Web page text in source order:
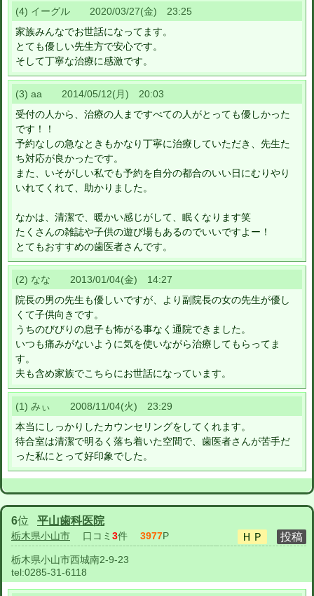
(4) イーグル 2020/03/27(金) 23:25
家族みんなでお世話になってます。
とても優しい先生方で安心です。
そして丁寧な治療に感激です。
(3) aa 2014/05/12(月) 20:03
受付の人から、治療の人まですべての人がとっても優しかった
です！！
予約なしの急なときもかなり丁寧に治療していただき、先生た
ち対応が良かったです。
また、いそがしい私でも予約を自分の都合のいい日にむりやり
いれてくれて、助かりました。
なかは、清潔で、暖かい感じがして、眠くなります笑
たくさんの雑誌や子供の遊び場もあるのでいいですよー！
とてもおすすめの歯医者さんです。
(2) なな 2013/01/04(金) 14:27
院長の男の先生も優しいですが、より副院長の女の先生が優し
くて子供向きです。
うちのびびりの息子も怖がる事なく通院できました。
いつも痛みがないように気を使いながら治療してもらってま
す。
夫も含め家族でこちらにお世話になっています。
(1) みぃ 2008/11/04(火) 23:29
本当にしっかりしたカウンセリングをしてくれます。
待合室は清潔で明るく落ち着いた空間で、歯医者さんが苦手だ
った私にとって好印象でした。
6位 平山歯科医院
栃木県小山市 口コミ 3件 3977P
栃木県小山市西城南2-9-23
tel:0285-31-6118